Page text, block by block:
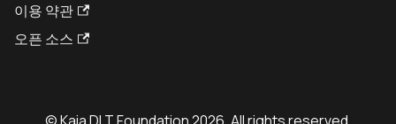
이용 약관
오픈 소스